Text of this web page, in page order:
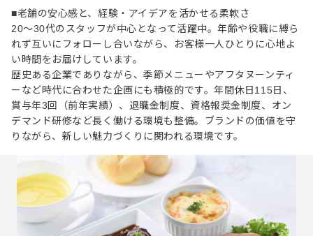
■老舗の安心感と、経験・アイデアを活かせる柔軟さ
20〜30代のスタッフが中心となって活躍中。年齢や役職に縛ら
れず互いにフォローし合いながら、お客様一人ひとりに心地よ
い時間をお届けしています。
歴史ある企業でありながら、季節メニューやアフタヌーンティ
ーなど時代に合わせた企画にも積極的です。年間休日115日、
賞与年3回（前年実績）、退職金制度、資格報奨金制度、オン
デマンド研修など長く働ける環境も整備。ブランドの価値を守
りながら、新しい魅力づくりに関われる環境です。